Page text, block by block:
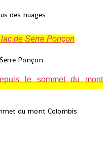
des nuages
Ponçon
du mont Colombis